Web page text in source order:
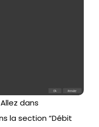
dans
la section “Débit